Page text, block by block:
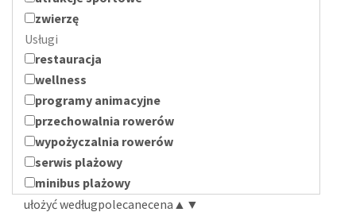
zwierzę
Usługi
restauracja
wellness
programy animacyjne
przechowalnia rowerów
wypożyczalnia rowerów
serwis plażowy
minibus plażowy
ułożyć wedługpolecanecena ▲ ▼